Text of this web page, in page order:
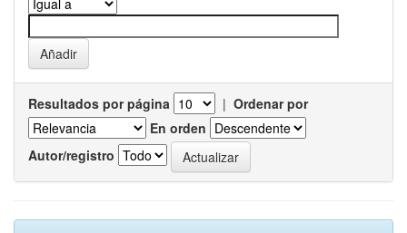
Resultados por página | Ordenar por
En orden
Autor/registro